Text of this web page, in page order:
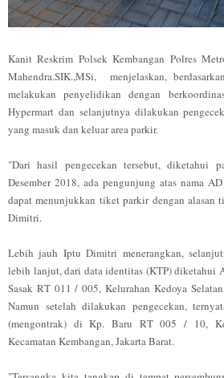
Kanit Reskrim Polsek Kembangan Polres
Mahendra.SIK.,MSi, menjelaskan,
melakukan penyelidikan dengan
Hypermart dan selanjutnya dilakukan
yang masuk dan keluar area parkir.
"Dari hasil pengecekan tersebut, diketahui
Desember 2018, ada pengunjung atas nama
dapat menunjukkan tiket parkir dengan alasan
Dimitri.
Lebih jauh Iptu Dimitri menerangkan,
lebih lanjut, dari data identitas (KTP) diketahui
Sasak RT 011 / 005, Kelurahan Kedoya
Namun setelah dilakukan pengecekan,
(mengontrak) di Kp. Baru RT 005 / 10,
Kecamatan Kembangan, Jakarta Barat.